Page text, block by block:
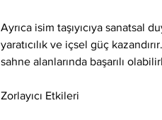
Ayrıca isim taşıyıcıya sanatsal
yaratıcılık ve içsel güç
sahne alanlarında başarılı
Zorlayıcı Etkileri